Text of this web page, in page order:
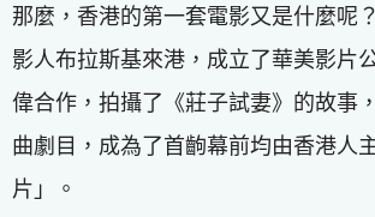
那麼，香港的第一套電影又是什麼呢？
影人布拉斯基來港，成立了華美影片
偉合作，拍攝了《莊子試妻》的故事
曲劇目，成為了首齣幕前均由香港人
片」。